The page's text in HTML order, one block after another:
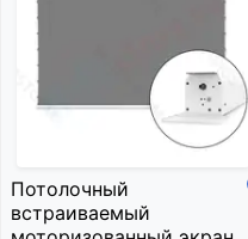
Потолочный
встраиваемый